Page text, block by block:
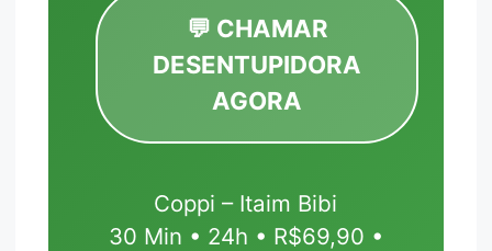
💬 CHAMAR
DESENTUPIDORA
AGORA
Coppi – Itaim Bibi
30 Min • 24h • R$69,90 •